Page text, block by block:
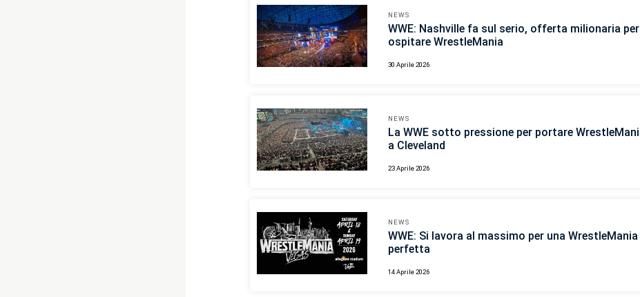
NEWS
WWE: Nashville fa sul serio, offerta milionaria per
ospitare WrestleMania
30 Aprile 2026
NEWS
La WWE sotto pressione per portare
a Cleveland
23 Aprile 2026
NEWS
WWE: Si lavora al massimo per una WrestleMania
perfetta
14 Aprile 2026